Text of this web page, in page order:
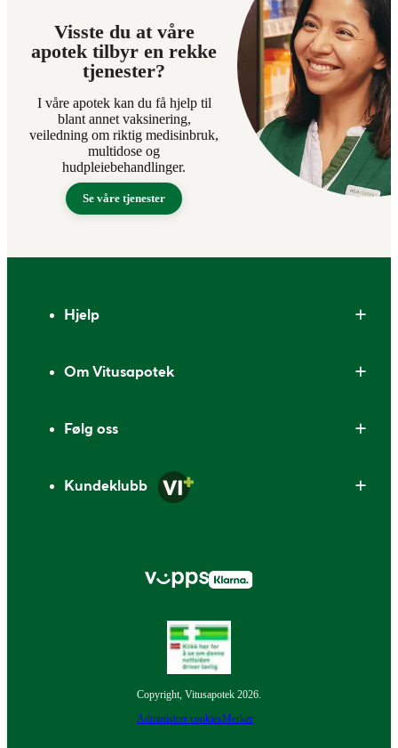
Visste du at våre
apotek tilbyr en rekke
tjenester?
I våre apotek kan du få hjelp til
blant annet vaksinering,
veiledning om riktig medisinbruk,
multidose og
hudpleiebehandlinger.
Se våre tjenester
Hjelp
Om Vitusapotek
Følg oss
Kundeklubb
Copyright, Vitusapotek 2026.
Administrer cookiesMerker